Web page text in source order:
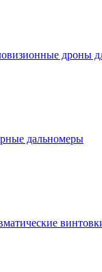
дроны
дальномеры